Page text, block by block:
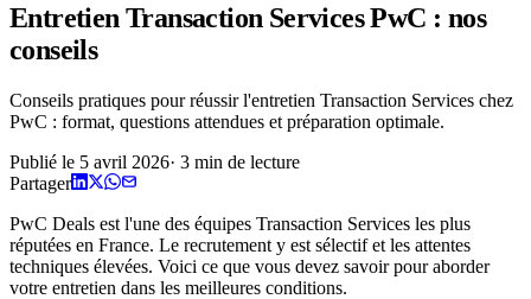
Entretien Transaction Services PwC : nos
conseils
Conseils pratiques pour réussir l'entretien Transaction Services chez
PwC : format, questions attendues et préparation optimale.
Publié le 5 avril 2026· 3 min de lecture
Partager
PwC Deals est l'une des équipes Transaction Services les plus
réputées en France. Le recrutement y est sélectif et les attentes
techniques élevées. Voici ce que vous devez savoir pour aborder
votre entretien dans les meilleures conditions.